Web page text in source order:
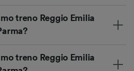
treno Reggio Emilia
treno Reggio Emilia